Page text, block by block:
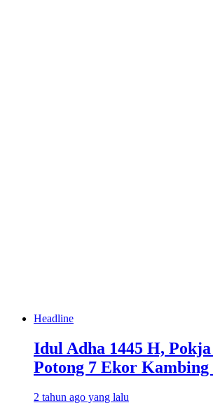
Headline
Idul Adha 1445 H,
Potong 7 Ekor
2 tahun ago yang lalu